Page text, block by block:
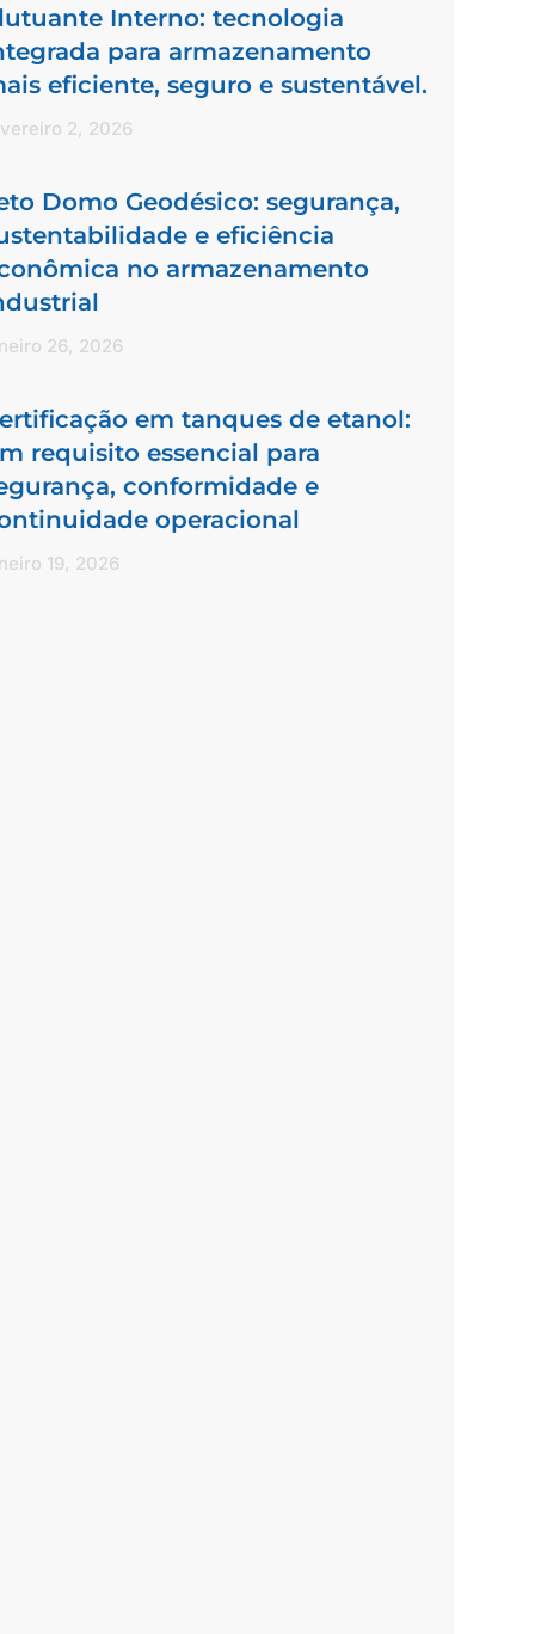
Interno: tecnologia
para armazenamento
eficiente, seguro e sustentável.
2, 2026
Domo Geodésico: segurança,
e eficiência
no armazenamento
26, 2026
em tanques de etanol:
requisito essencial para
conformidade e
operacional
19, 2026